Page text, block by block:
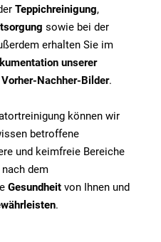
Teppichreinigung,
sowie bei der
erhalten Sie im
unserer
Nachher-Bilder.
können wir
betroffene
und keimfreie Bereiche
dem
Gesundheit von Ihnen und
.